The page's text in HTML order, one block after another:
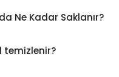
Ne Kadar Saklanır?
temizlenir?